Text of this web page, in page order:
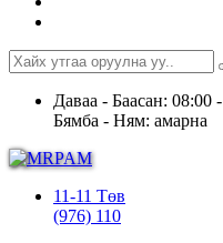
Даваа - Баасан: 08:00
Бямба - Ням: амарна
11-11 Төв
(976) 110